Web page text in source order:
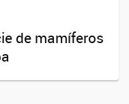
de mamíferos